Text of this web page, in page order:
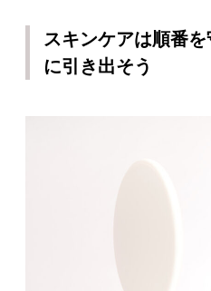
スキンケアは順番
に引き出そう